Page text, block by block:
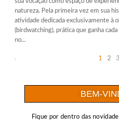
sua vocação como espaço de
natureza. Pela primeira vez em sua
atividade dedicada exclusivamente à
(birdwatching), prática que ganha
no...
1 2 3
BEM-
Fique por dentro das